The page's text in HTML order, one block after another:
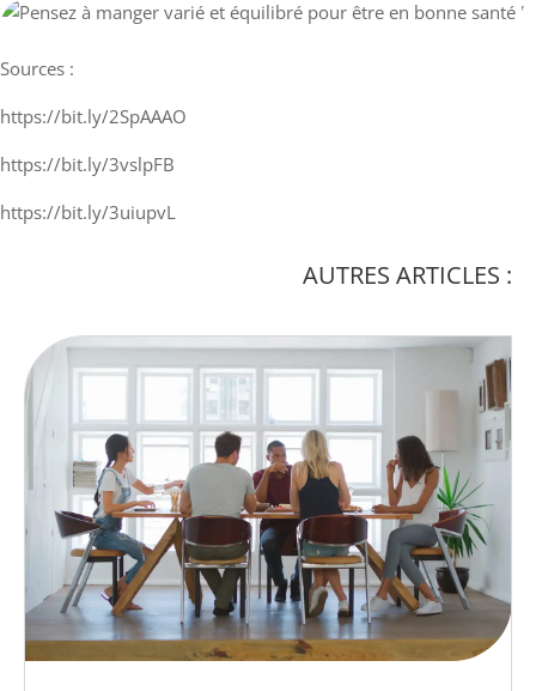
Sources :
https://bit.ly/2SpAAAO
https://bit.ly/3vslpFB
https://bit.ly/3uiupvL
AUTRES ARTICLES :